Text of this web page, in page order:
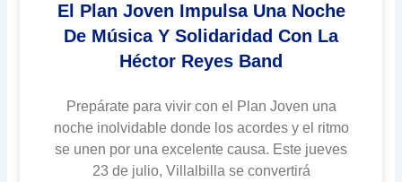
El Plan Joven Impulsa Una Noche
De Música Y Solidaridad Con La
Héctor Reyes Band
Prepárate para vivir con el Plan Joven una
noche inolvidable donde los acordes y el ritmo
se unen por una excelente causa. Este jueves
23 de julio, Villalbilla se convertirá